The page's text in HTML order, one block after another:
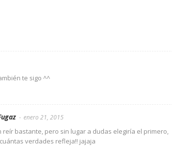
te sigo ^^
enero 21, 2015
reír bastante, pero sin lugar a dudas elegiría el primero,
verdades refleja!! jajaja